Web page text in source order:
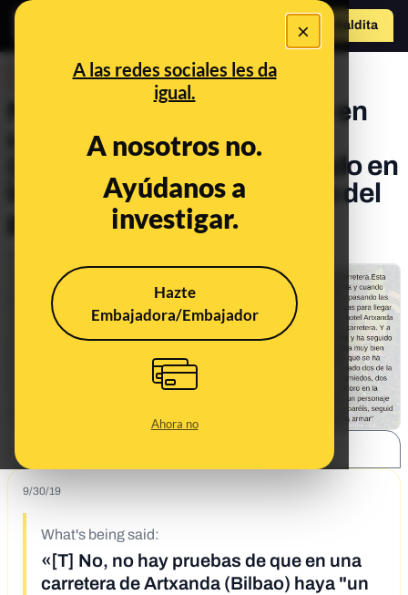
×
A las redes sociales les da
igual.
A nosotros no.
Ayúdanos a
investigar.
Hazte
Embajadora/Embajador
Ahora no
Hazte Maldita
No, no hay pruebas de que en
una carretera de Artxanda
(Bilbao) haya "un moro tirado en
la carretera" y dos saliendo del
guardarraíl para "armarla"
9/30/19
What's being said:
«[T] No, no hay pruebas de que en una
carretera de Artxanda (Bilbao) haya "un